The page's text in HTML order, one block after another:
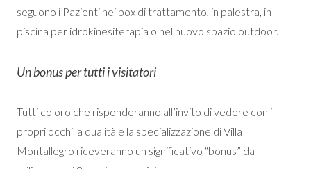
seguono i Pazienti nei box di trattamento, in palestra, in
piscina per idrokinesiterapia o nel nuovo spazio outdoor.
Un bonus per tutti i visitatori
Tutti coloro che risponderanno all’invito di vedere con i
propri occhi la qualità e la specializzazione di Villa
Montallegro riceveranno un significativo “bonus” da